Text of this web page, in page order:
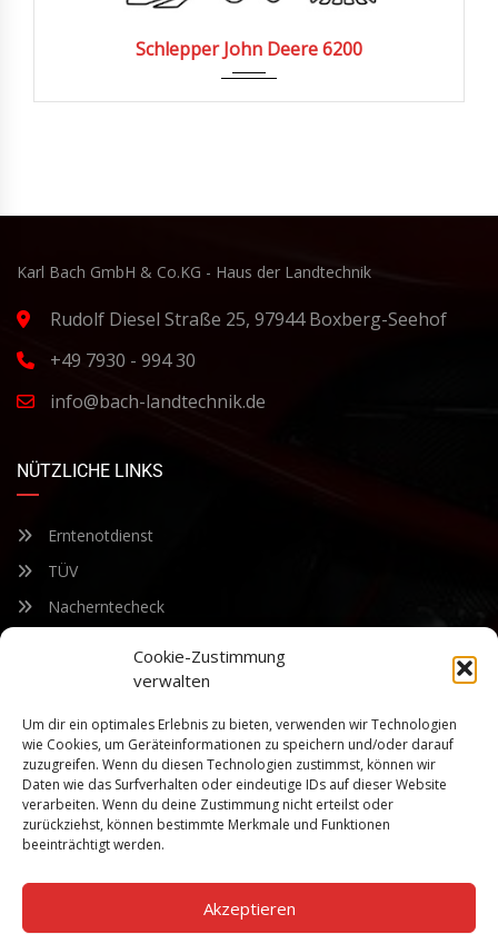
Cookie-Zustimmung
verwalten
Um dir ein optimales Erlebnis zu bieten, verwenden wir Technologien
wie Cookies, um Geräteinformationen zu speichern und/oder darauf
zuzugreifen. Wenn du diesen Technologien zustimmst, können wir
Daten wie das Surfverhalten oder eindeutige IDs auf dieser Website
verarbeiten. Wenn du deine Zustimmung nicht erteilst oder
zurückziehst, können bestimmte Merkmale und Funktionen
beeinträchtigt werden.
Akzeptieren
Schlepper John Deere 6200
Karl Bach GmbH & Co.KG - Haus der Landtechnik
Rudolf Diesel Straße 25, 97944 Boxberg-Seehof
+49 7930 - 994 30
info@bach-landtechnik.de
NÜTZLICHE LINKS
Erntenotdienst
TÜV
Nacherntecheck
FÜR UNSEREN NEWSLETTER ANMELDEN
Bleiben Sie auf dem Laufenden über unsere sich ständig
weiterentwickelnden Produkteigenschaften und Technologien.
Geben Sie Ihre E-Mail-Adresse ein und abonnieren Sie unseren
Newsletter.